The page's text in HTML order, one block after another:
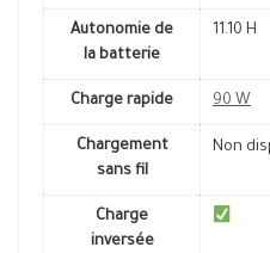
Autonomie de
la batterie
11.10 H
Charge rapide 90 W
Chargement
sans fil
Non
Charge
inversée